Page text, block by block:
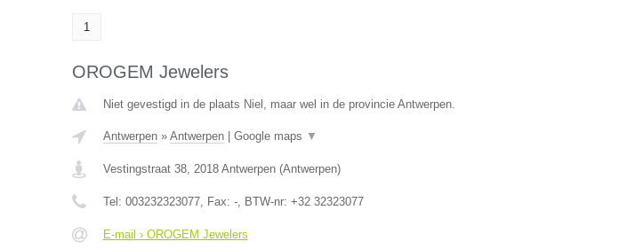
1
OROGEM Jewelers
Niet gevestigd in de plaats Niel, maar wel in de provincie Antwerpen.
Antwerpen» Antwerpen| Google maps ▼
Vestingstraat 38, 2018 Antwerpen(Antwerpen)
Tel: 003232323077, Fax: -, BTW-nr: +32 32323077
E-mail › OROGEM Jewelers